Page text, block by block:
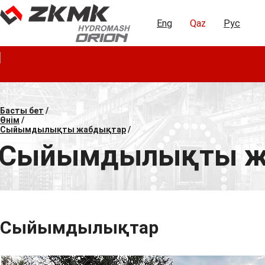
Eng Qaz Рус
Басты бет /
Өнім /
Сыйымдылықты жабдықтар/
Сыйымдылықтар